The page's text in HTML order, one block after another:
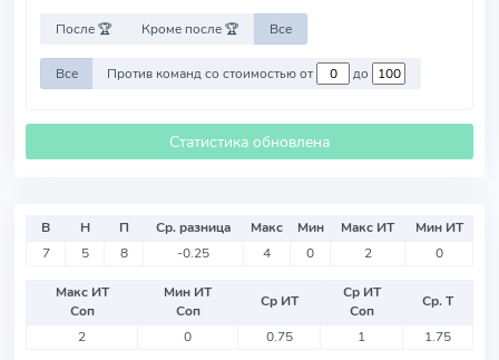
После 🏆 Кроме после 🏆 Все
Все Против команд со стоимостью от до
Статистика обновлена
В Н П Ср. разница Макс Мин Макс ИТ
Мин ИТ
7
5 8 -0.25 4 0 2 0
Макс ИТ
Соп
Мин ИТ
Соп
Ср ИТ
Ср ИТ
Соп
Ср. Т
2
0 0.75 1 1.75